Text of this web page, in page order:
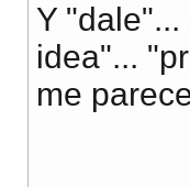
Y
idea"...
me